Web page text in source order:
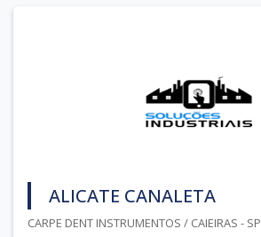
ALICATE CANALETA
CARPE DENT INSTRUMENTOS / CAIEIRAS - SP